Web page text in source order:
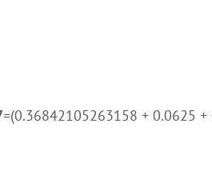
=(0.36842105263158 + 0.0625